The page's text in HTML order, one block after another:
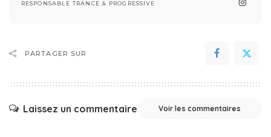
RESPONSABLE TRANCE & PROGRESSIVE
PARTAGER SUR
Laissez un commentaire Voir les commentaires